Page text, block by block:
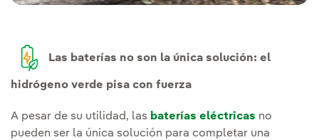
Las baterías no son la única solución: el
hidrógeno verde pisa con fuerza
A pesar de su utilidad, las baterías eléctricas no
pueden ser la única solución para completar una